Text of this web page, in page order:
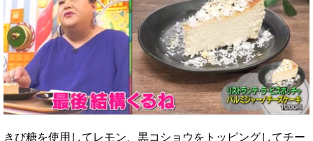
きび糖を使用してレモン、黒コショウをトッピングしてチー